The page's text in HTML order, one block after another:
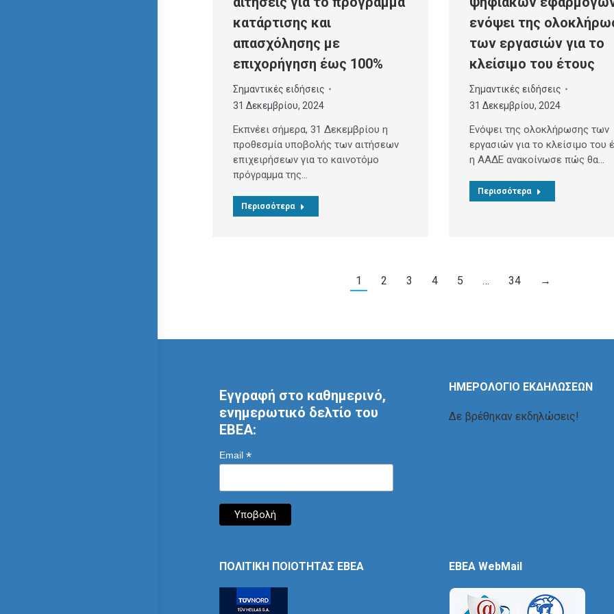
κατάρτισης και
απασχόλησης με
επιχορήγηση έως 100%
Σημαντικές ειδήσεις
31 Δεκεμβρίου, 2024
Εκπνέει σήμερα, 31 Δεκεμβρίου η
προθεσμία υποβολής των αιτήσεων
επιχειρήσεων για το καινοτόμο
πρόγραμμα της…
Περισσότερα
ενόψει της
των εργασιών για το
κλείσιμο του έτους
Σημαντικές ειδήσεις
31 Δεκεμβρίου, 2024
Ενόψει της ολοκλήρωσης των
εργασιών για το κλείσιμο του
η ΑΑΔΕ ανακοίνωσε πώς θα…
Περισσότερα
1 2 3 4 5 … 34 →
Εγγραφή στο καθημερινό,
ενημερωτικό δελτίο του
ΕΒΕΑ:
Email *
ΗΜΕΡΟΛΟΓΙΟ ΕΚΔΗΛΩΣΕΩΝ
Δε βρέθηκαν εκδηλώσεις!
ΠΟΛΙΤΙΚΗ ΠΟΙΟΤΗΤΑΣ ΕΒΕΑ EBEA WebMail